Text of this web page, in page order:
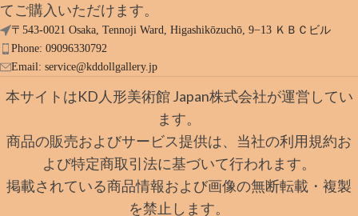
てご購入いただけます。
〒543-0021 Osaka, Tennoji Ward, Higashikōzuchō, 9−13 ＫＢＣビル
Phone: 09096330792
Email: service@kddollgallery.jp
本サイトはKD人形美術館 Japan株式会社が運営してい
ます。
商品の販売およびサービス提供は、当社の利用規約お
よび特定商取引法に基づいて行われます。
掲載されている商品情報および画像の無断転載・複製
を禁止します。